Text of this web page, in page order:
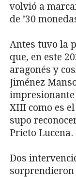
volvió a
de ’30
Antes tuvo la
que, en este
aragonés y
Jiménez
XIII como es
supo
Prieto Lucena.
Dos
sorprendieron